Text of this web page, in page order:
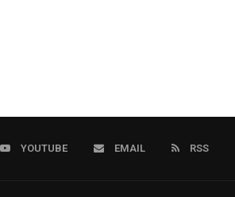
YOUTUBE EMAIL RSS